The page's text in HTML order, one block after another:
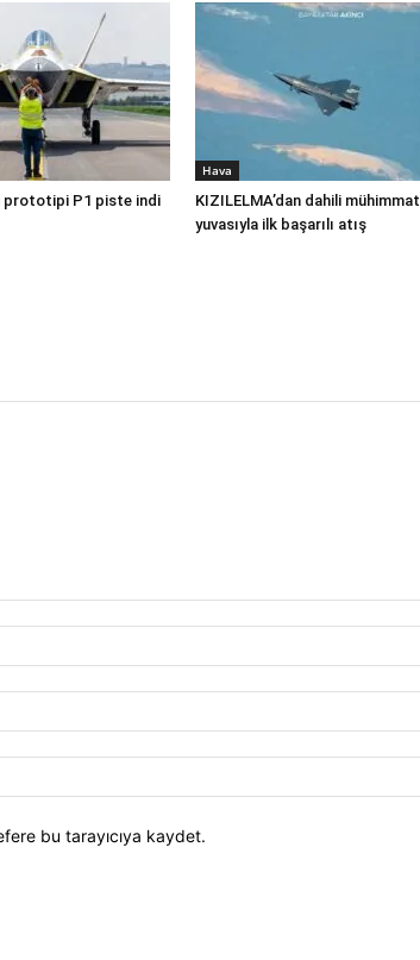
prototipi P1 piste indi
Hava
KIZILELMA’dan dahili mühimmat
yuvasıyla ilk başarılı atış
bu tarayıcıya kaydet.